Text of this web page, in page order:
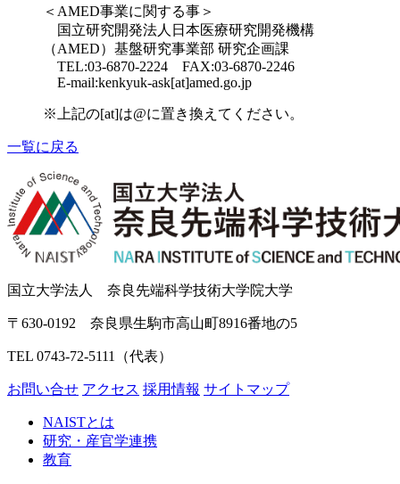
＜ AMED事業に関する事 ＞
国立研究開発法人日本医療研究開発機構
（AMED）基盤研究事業部 研究企画課
TEL:03-6870-2224 FAX:03-6870-2246
E-mail:kenkyuk-ask[at]amed.go.jp
※上記の[at]は@に置き換えてください。
一覧に戻る
国立大学法人 奈良先端科学技術大学院大学
〒630-0192 奈良県生駒市高山町8916番地の5
TEL 0743-72-5111（代表）
お問い合せ アクセス 採用情報 サイトマップ
NAISTとは
研究・産官学連携
教育